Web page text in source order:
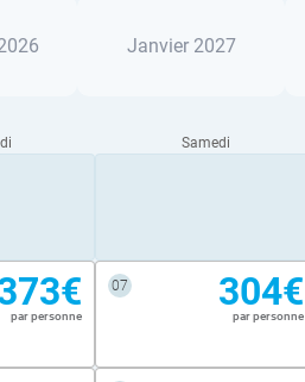
Janvier 2027
Samedi
par personne
07 304€
par personne